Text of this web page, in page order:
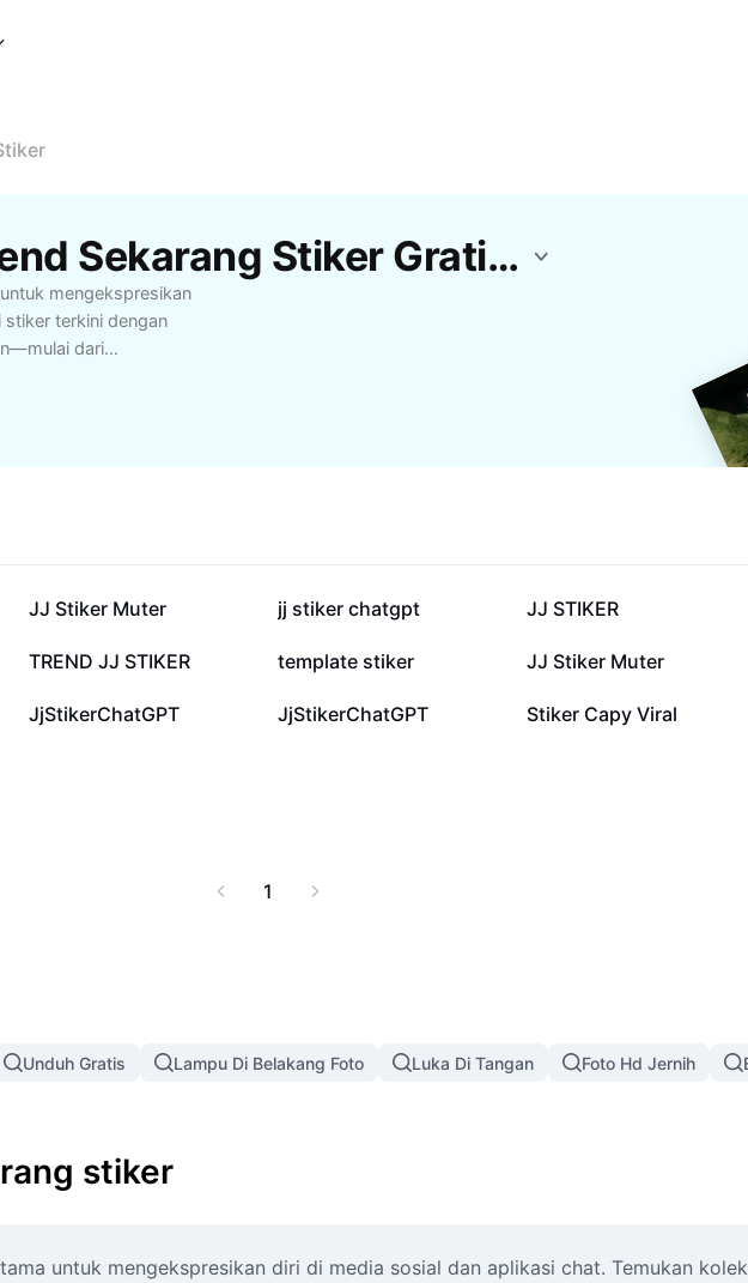
Template Yang Lagi Trend Sekarang Stiker Gratis Dari CapCut
mengekspresikan
terkini dengan
dari
usaha, dan influencer
kekinian yang
menemukan,
perangkat dengan
dan koneksi sosial
baik untuk
online. Pilihan
kebutuhan ekspresi
154,8 rb
JJ Stiker Muter 70,1 rb
jj stiker chatgpt 23 rb
JJ STIKER
8,6 rb
TREND JJ STIKER 5,7 rb
template stiker 3,7 rb
JJ Stiker Muter
868
JjStikerChatGPT 612
JjStikerChatGPT 560
Stiker Capy Viral
1
Unduh Gratis Lampu Di Belakang Foto Luka Di Tangan Foto Hd Jernih
stiker
untuk mengekspresikan diri di media sosial dan aplikasi chat. Temukan